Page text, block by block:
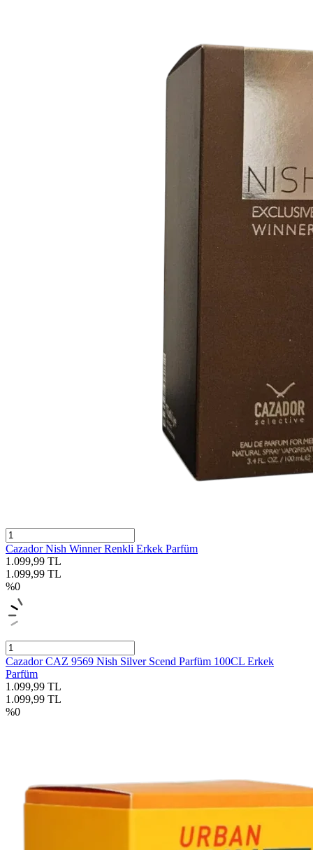
Cazador Nish Winner Renkli Erkek Parfüm
1.099,99 TL
1.099,99 TL
%0
Cazador CAZ 9569 Nish Silver Scend Parfüm 100CL Erkek
Parfüm
1.099,99 TL
1.099,99 TL
%0